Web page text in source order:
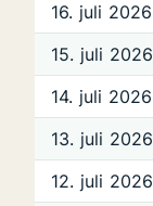
16. juli 2026
15. juli 2026
14. juli 2026
13. juli 2026
12. juli 2026